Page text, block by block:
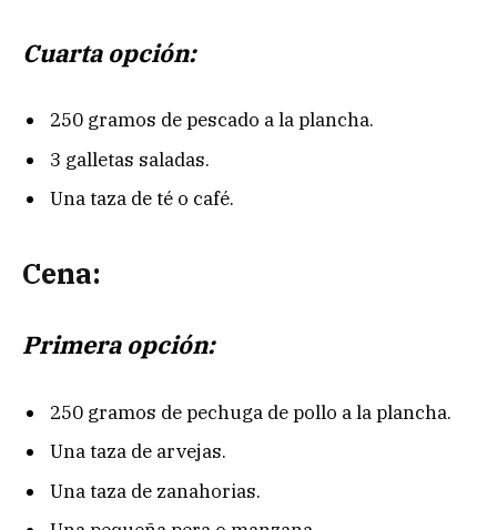
Cuarta opción:
250 gramos de pescado a la plancha.
3 galletas saladas.
Una taza de té o café.
Cena:
Primera opción:
250 gramos de pechuga de pollo a la plancha.
Una taza de arvejas.
Una taza de zanahorias.